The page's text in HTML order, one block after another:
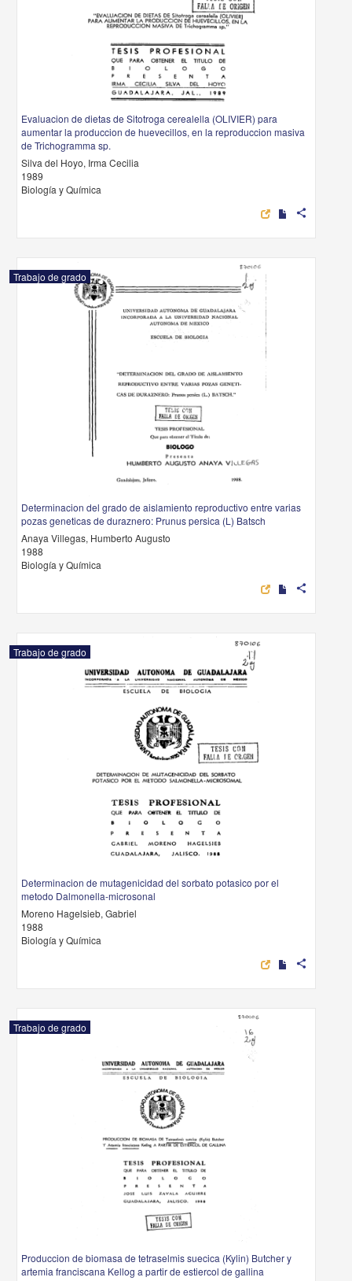
Evaluacion de dietas de Sitotroga cerealella (OLIVIER) para
aumentar la produccion de huevecillos, en la reproduccion masiva
de Trichogramma sp.
Silva del Hoyo, Irma Cecilia
1989
Biología y Química
share
Trabajo de grado
Determinacion del grado de aislamiento reproductivo entre varias
pozas geneticas de duraznero: Prunus persica (L) Batsch
Anaya Villegas, Humberto Augusto
1988
Biología y Química
share
Trabajo de grado
Determinacion de mutagenicidad del sorbato potasico por el
metodo Dalmonella-microsonal
Moreno Hagelsieb, Gabriel
1988
Biología y Química
share
Trabajo de grado
Produccion de biomasa de tetraselmis suecica (Kylin) Butcher y
artemia franciscana Kellog a partir de estiercol de gallina